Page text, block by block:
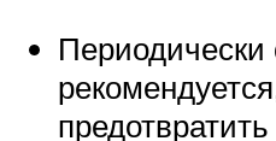
Периодически